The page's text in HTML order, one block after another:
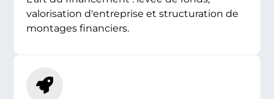
valorisation d'entreprise et structuration de
montages financiers.